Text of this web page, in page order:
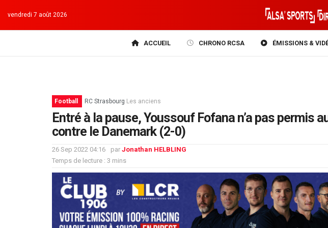
vendredi 7 août 2026
ACCUEIL CHRONO RCSA ÉMISSIONS &
Football RC Strasbourg Les anciens
Entré à la pause, Youssouf Fofana n’a pas permis
contre le Danemark (2-0)
26 Sep 2022 04:16 par Jonathan HELBLING
Temps de lecture : 3 mins